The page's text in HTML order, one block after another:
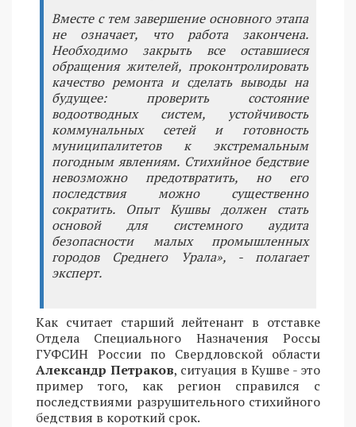
Вместе с тем завершение основного этапа
не означает, что работа закончена.
Необходимо закрыть все оставшиеся
обращения жителей, проконтролировать
качество ремонта и сделать выводы на
будущее: проверить состояние
водоотводных систем, устойчивость
коммунальных сетей и готовность
муниципалитетов к экстремальным
погодным явлениям. Стихийное бедствие
невозможно предотвратить, но его
последствия можно существенно
сократить. Опыт Кушвы должен стать
основой для системного аудита
безопасности малых промышленных
городов Среднего Урала», - полагает
эксперт.
Как считает старший лейтенант в отставке
Отдела Специального Назначения Россы
ГУФСИН России по Свердловской области
Александр Петраков, ситуация в Кушве - это
пример того, как регион справился с
последствиями разрушительного стихийного
бедствия в короткий срок.